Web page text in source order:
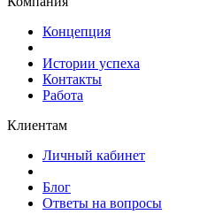
Концепция
Истории успеха
Контакты
Работа
Клиентам
Личный кабинет
Блог
Ответы на вопросы